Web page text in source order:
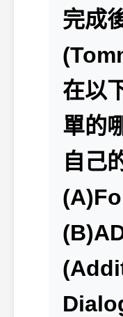
完成
在以
單的
自己